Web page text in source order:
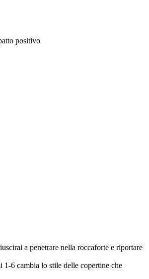
positivo
a penetrare nella roccaforte e riportare
6 cambia lo stile delle copertine che